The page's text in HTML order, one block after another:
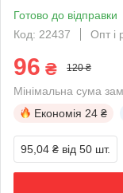
Готово до відправки
Код: 22437
Опт і
96 ₴ 120 ₴
Мінімальна сума
Економія 24 ₴
95,04 ₴ від 50 шт.